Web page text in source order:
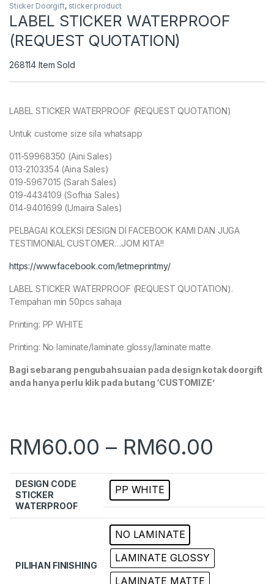
Sticker Doorgift, sticker product
LABEL STICKER WATERPROOF
(REQUEST QUOTATION)
268114 Item Sold
LABEL STICKER WATERPROOF (REQUEST QUOTATION)
Untuk custome size sila whatsapp
011-59968350 (Aini Sales)
013-2103354 (Aina Sales)
019-5967015 (Sarah Sales)
019-4434109 (Sofhia Sales)
014-9401699 (Umaira Sales)
PELBAGAI KOLEKSI DESIGN DI FACEBOOK KAMI DAN JUGA
TESTIMONIAL CUSTOMER…JOM KITA!!
https://www.facebook.com/letmeprintmy/
LABEL STICKER WATERPROOF (REQUEST QUOTATION).
Tempahan min 50pcs sahaja
Printing: PP WHITE
Printing: No laminate/laminate glossy/laminate matte
Bagi sebarang pengubahsuaian pada design kotak doorgift
anda hanya perlu klik pada butang ‘CUSTOMIZE’
RM60.00 – RM60.00
DESIGN CODE
STICKER
WATERPROOF
PP WHITE
PILIHAN FINISHING
NO LAMINATE
LAMINATE GLOSSY
LAMINATE MATTE